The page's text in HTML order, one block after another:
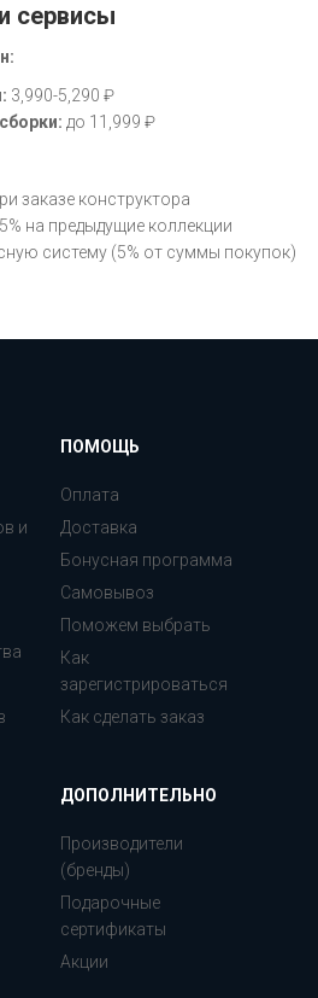
сервисы
3,990-5,290 ₽
до 11,999 ₽
заказе конструктора
на предыдущие коллекции
систему (5% от суммы покупок)
и
ПОМОЩЬ
Оплата
Доставка
Бонусная программа
Самовывоз
Поможем выбрать
Как
зарегистрироваться
Как сделать заказ
ДОПОЛНИТЕЛЬНО
Производители
(бренды)
Подарочные
сертификаты
Акции